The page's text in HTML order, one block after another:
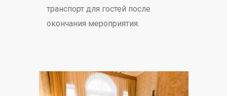
транспорт для гостей после
окончания мероприятия.